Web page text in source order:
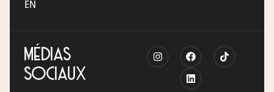
EN
MÉDIAS
SOCIAUX